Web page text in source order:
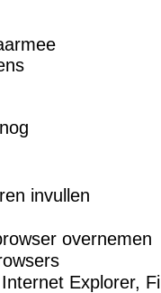
invullen
overnemen
Explorer,